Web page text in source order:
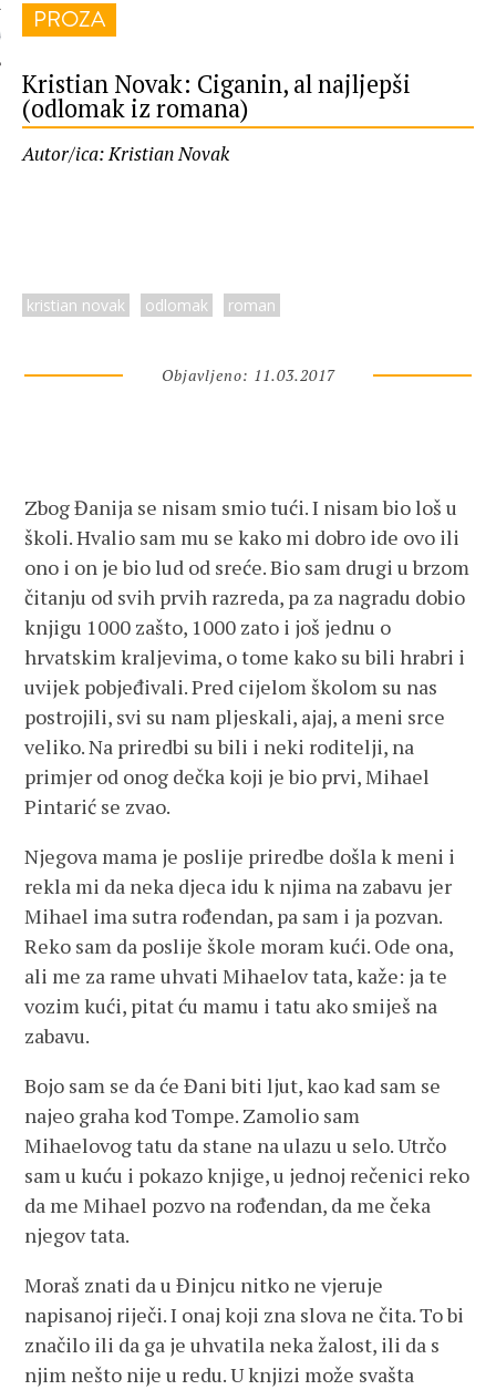
PROZA
Kristian Novak: Ciganin, al najljepši
(odlomak iz romana)
Autor/ica: Kristian Novak
kristian novak odlomak roman
Objavljeno: 11.03.2017
Zbog Đanija se nisam smio tući. I nisam bio loš u
školi. Hvalio sam mu se kako mi dobro ide ovo ili
ono i on je bio lud od sreće. Bio sam drugi u brzom
čitanju od svih prvih razreda, pa za nagradu dobio
knjigu 1000 zašto, 1000 zato i još jednu o
hrvatskim kraljevima, o tome kako su bili hrabri i
uvijek pobjeđivali. Pred cijelom školom su nas
postrojili, svi su nam pljeskali, ajaj, a meni srce
veliko. Na priredbi su bili i neki roditelji, na
primjer od onog dečka koji je bio prvi, Mihael
Pintarić se zvao.
Njegova mama je poslije priredbe došla k meni i
rekla mi da neka djeca idu k njima na zabavu jer
Mihael ima sutra rođendan, pa sam i ja pozvan.
Reko sam da poslije škole moram kući. Ode ona,
ali me za rame uhvati Mihaelov tata, kaže: ja te
vozim kući, pitat ću mamu i tatu ako smiješ na
zabavu.
Bojo sam se da će Đani biti ljut, kao kad sam se
najeo graha kod Tompe. Zamolio sam
Mihaelovog tatu da stane na ulazu u selo. Utrčo
sam u kuću i pokazo knjige, u jednoj rečenici reko
da me Mihael pozvo na rođendan, da me čeka
njegov tata.
Moraš znati da u Đinjcu nitko ne vjeruje
napisanoj riječi. I onaj koji zna slova ne čita. To bi
značilo ili da ga je uhvatila neka žalost, ili da s
njim nešto nije u redu. U knjizi može svašta